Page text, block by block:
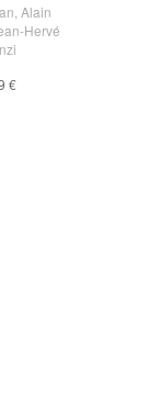
Alain
Hervé
€